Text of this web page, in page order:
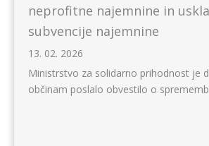
neprofitne najemnine in
subvencije najemnine
13. 02. 2026
Ministrstvo za solidarno prihodnost je
občinam poslalo obvestilo o